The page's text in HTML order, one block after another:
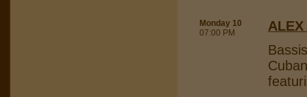
Monday 10
07:00 PM